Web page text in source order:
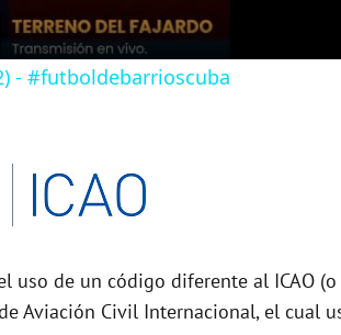
y
e
- #futboldebarrioscuba
uso de un código diferente al ICAO
Aviación Civil Internacional, el cual